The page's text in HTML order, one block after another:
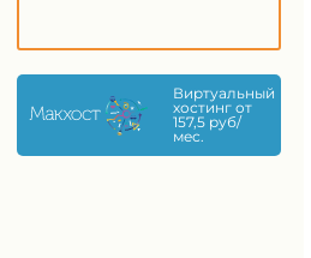
Виртуальный
хостинг от
157,5 руб/
мес.